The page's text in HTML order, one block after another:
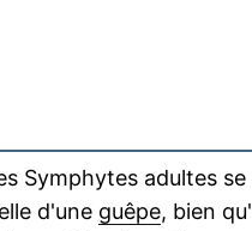
Symphytes adultes
d'une guêpe, bien